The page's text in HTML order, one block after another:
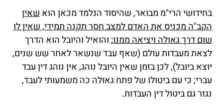
בחידושי הרי"מ מבואר, שהיסוד הנלמד מכאן הואשאין
הקב"ה מכניס את האדם למצב חסר תקנה תמידי, שאין לו
שום דרך גאולה ויציאה ממנו; והואיל והיובל הוא הדרך
לצאת מעבדות עולם (שאף עבד שנשאר לאחר שש שנים,
יוצא ביובל), לכן בזמן שאין היובל נוהג, אין נוהג דין עבד
עברי; כי עם ביטולו של פתח גאולה כה משמעותי לעבד,
נגזר גם ביטול דין העבדות.